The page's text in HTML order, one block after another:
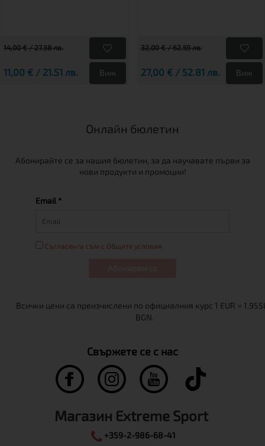
14,00 € / 27.38 лв.
11,00 € / 21.51 лв. Виж
32,00 € / 62.59 лв.
27,00 € / 52.81 лв. Виж
Онлайн бюлетин
Абонирайте се за нашия бюлетин, за да научавате първи за
нови продукти и промоции!
Email *
Съгласен/а съм с Общите условия
Свържете се с нас
Магазин Extreme Sport
+359-2-986-68-41